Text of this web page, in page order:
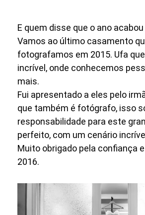
E quem disse que o ano
Vamos ao último casamento
fotografamos em 2015. Ufa
incrível, onde conhecemos
mais.
Fui apresentado a eles pelo
que também é fotógrafo, isso
responsabilidade para este
perfeito, com um cenário
Muito obrigado pela confiança
2016.